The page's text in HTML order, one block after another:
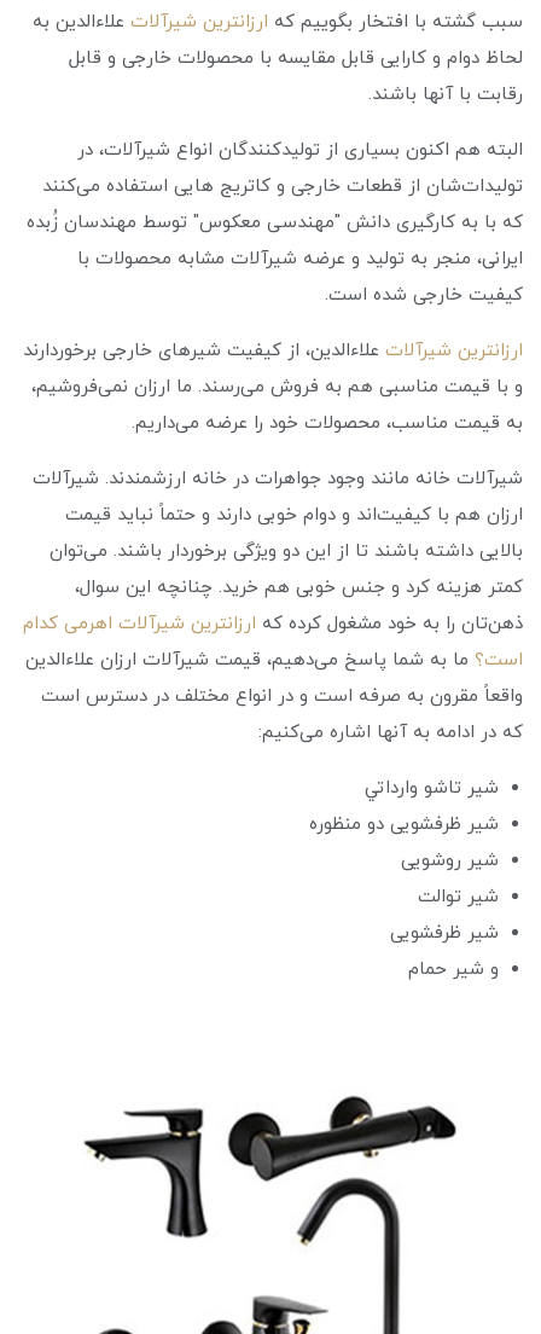
سبب گشته با افتخار بگوییم که ارزانترین شیرآلات علاءالدین به
لحاظ دوام و کارایی قابل مقایسه با محصولات خارجی و قابل
رقابت با آنها باشند.
البته هم اکنون بسیاری از تولیدکنندگان انواع شیرآلات، در
تولیدات‌شان از قطعات خارجی و کاتریج هایی استفاده می‌کنند
که با به کارگیری دانش "مهندسی معکوس" توسط مهندسان زُبده
ایرانی، منجر به تولید و عرضه شیرآلات مشابه محصولات با
کیفیت خارجی شده است.
ارزانترین شیرآلات علاءالدین، از کیفیت شیر‌های خارجی برخوردارند
و با قیمت مناسبی هم به فروش می‌رسند. ما ارزان نمی‌فروشیم،
به قیمت مناسب، محصولات خود را عرضه می‌داریم.
شیرآلات خانه مانند وجود جواهرات در خانه ارزشمندند. شیرآلات
ارزان هم با کیفیت‌اند و دوام خوبی دارند و حتماً نباید قیمت
بالایی داشته باشند تا از این دو ویژگی برخوردار باشند. می‌توان
کمتر هزینه کرد و جنس خوبی هم خرید. چنانچه این سوال،
ذهن‌تان را به خود مشغول کرده که ارزانترین شیرآلات اهرمی کدام
است؟ ما به شما پاسخ می‌دهیم، قیمت شیرآلات ارزان علاءالدین
واقعاً مقرون به صرفه است و در انواع مختلف در دسترس است
که در ادامه به آنها اشاره می‌کنیم:
شير تاشو وارداتي
شیر ظرفشویی دو منظوره
شیر روشویی
شیر توالت
شیر ظرفشویی
و شیر حمام